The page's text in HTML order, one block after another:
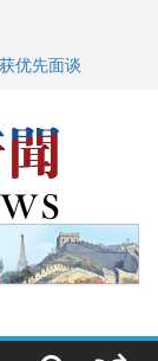
走向世界
国就是美国
德·萨科尔斯基